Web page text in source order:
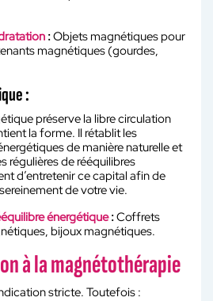
:Objets magnétiques pour
magnétiques (gourdes,
:
préserve la libre circulation
la forme. Il rétablit les
de manière naturelle et
régulières de rééquilibres
d’entretenir ce capital afin de
de votre vie.
énergétique:Coffrets
bijoux magnétiques.
à la magnétothérapie
stricte. Toutefois :